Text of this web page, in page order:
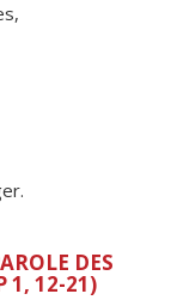
DES
1, 12-21)